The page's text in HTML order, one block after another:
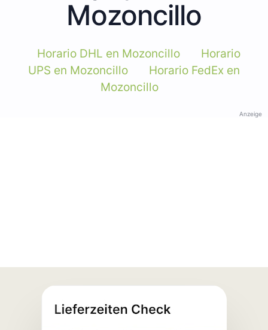
Mozoncillo
Horario DHL en Mozoncillo
Horario
UPS en Mozoncillo
Horario FedEx en
Mozoncillo
Anzeige